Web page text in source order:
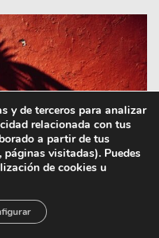
y de terceros para analizar
relacionada con tus
a partir de tus
visitadas). Puedes
de cookies u